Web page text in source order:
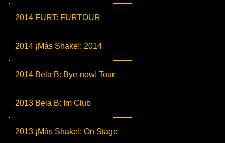
2014 FURT: FURTOUR
2014 ¡Más Shake!: 2014
2014 Bela B: Bye-now! Tour
2013 Bela B: Im Club
2013 ¡Más Shake!: On Stage